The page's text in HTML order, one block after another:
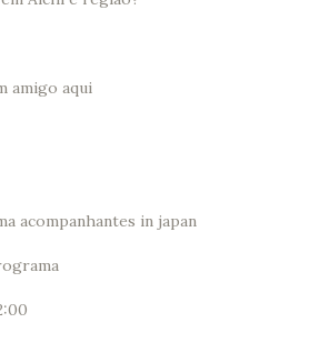
amigo aqui
acompanhantes in japan